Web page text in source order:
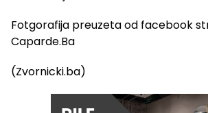
Fotgorafija preuzeta od facebook
Caparde.Ba
(Zvornicki.ba)